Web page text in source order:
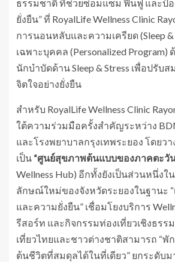
ธรรมชาติ ที่ช่วยซ่อมแซม ฟื้นฟู และป้อ
ยั่งยืน” ที่ RoyalLife Wellness Clinic
การนอนหลับและความเครียด (Sleep &
เฉพาะบุคคล (Personalized
นักบำบัดด้าน Sleep & Stress เพื่อปรับ
จิตใจอย่างยั่งยืน
สำหรับ RoyalLife Wellness Clinic
ใต้ความร่วมมือครั้งสำคัญระหว่าง
และโรงพยาบาลกรุงเทพระยอง โดยว
เป็น “ศูนย์สุขภาพต้นแบบของภาคตะวั
Wellness Hub) อีกทั้งยังเป็นส่วนหนึ่งใ
ลักษณ์ใหม่ของจังหวัดระยองในฐานะ
และความยั่งยืน” เชื่อมโยงบริการ
รีสอร์ท และกิจกรรมท่องเที่ยวเชิงธรร
เที่ยวไทยและชาวต่างชาติสามารถ “พั
ต้นชีวิตที่สมดุลได้ในที่เดียว” ยกระดับ